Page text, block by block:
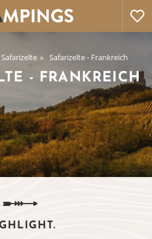
Safarizelte Safarizelte - Frankreich
- FRANKREICH